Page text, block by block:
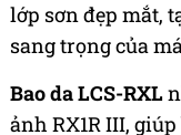
lớp sơn đẹp mắt,
sang trọng của
Bao da LCS-RXL
ảnh RX1R III,